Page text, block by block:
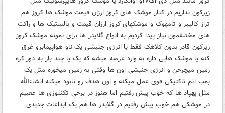
زیرکون نداریم در کنار موشک های کروز ارزان قیمت موشک ها کروز هم
تراز کالیبر و تامهوک و موشکهای کروز ارزان قیمت و بالستیک ها و راکت
های مختلفمون نیاز پیدا کردیم به انواع گلایدر ها برای نمونه موشک کروز
زیرکون قادر بدون کلاهک فقط با انرژی جنبشی یک ناو هواپیمابرو غرق
کنه یا موشک هایی داره به وارد عرصه میشه که یک یا چند بار به دور کره
زمین میچرخن و انرژی جنبشی اون ها وقتی به زمین میخوره مثل یک
بمب اتم تاکتیکی قوی عمل میکنه و اون هدف رو نابود میکنه انشاءالله
مثل پهپاد ها که خوب پیش رفتیم اما هنوز در برخی تکنلوژی ها عقبیم
در موشکی هم خوب پیش رفتیم در گلایدر ها هم یک ابداعات جدیدی